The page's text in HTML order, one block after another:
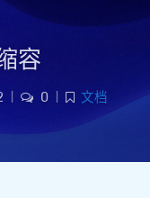
容
| 0 |
文档